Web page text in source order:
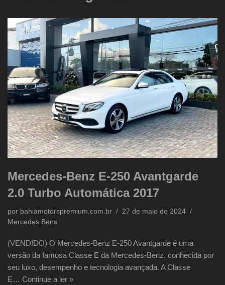
Mercedes-Benz E-250 Avantgarde
2.0 Turbo Automática 2017
por bahiamotorspremium.com.br
27 de maio de 2024
Mercedes Bens
(VENDIDO) O Mercedes-Benz E-250 Avantgarde é uma
versão da famosa Classe E da Mercedes-Benz, conhecida por
seu luxo, desempenho e tecnologia avançada. A Classe
E… Continue a ler »